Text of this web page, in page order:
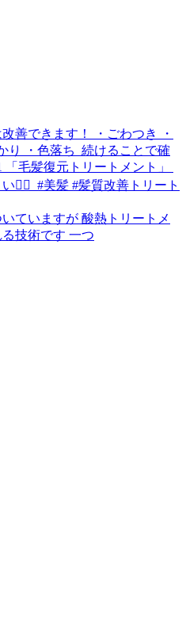
ていますが 酸熱トリートメ
技術です 一つ